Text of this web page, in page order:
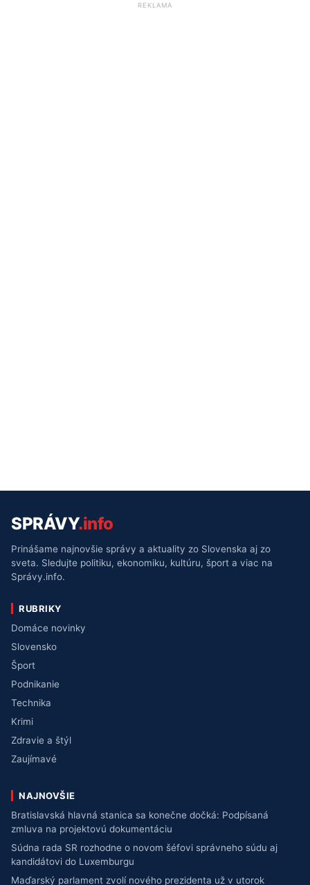
REKLAMA
SPRÁVY.info
Prinášame najnovšie správy a aktuality zo Slovenska aj zo
sveta. Sledujte politiku, ekonomiku, kultúru, šport a viac na
Správy.info.
RUBRIKY
Domáce novinky
Slovensko
Šport
Podnikanie
Technika
Krimi
Zdravie a štýl
Zaujímavé
NAJNOVŠIE
Bratislavská hlavná stanica sa konečne dočká: Podpísaná
zmluva na projektovú dokumentáciu
Súdna rada SR rozhodne o novom šéfovi správneho súdu aj
kandidátovi do Luxemburgu
Maďarský parlament zvolí nového prezidenta už v utorok